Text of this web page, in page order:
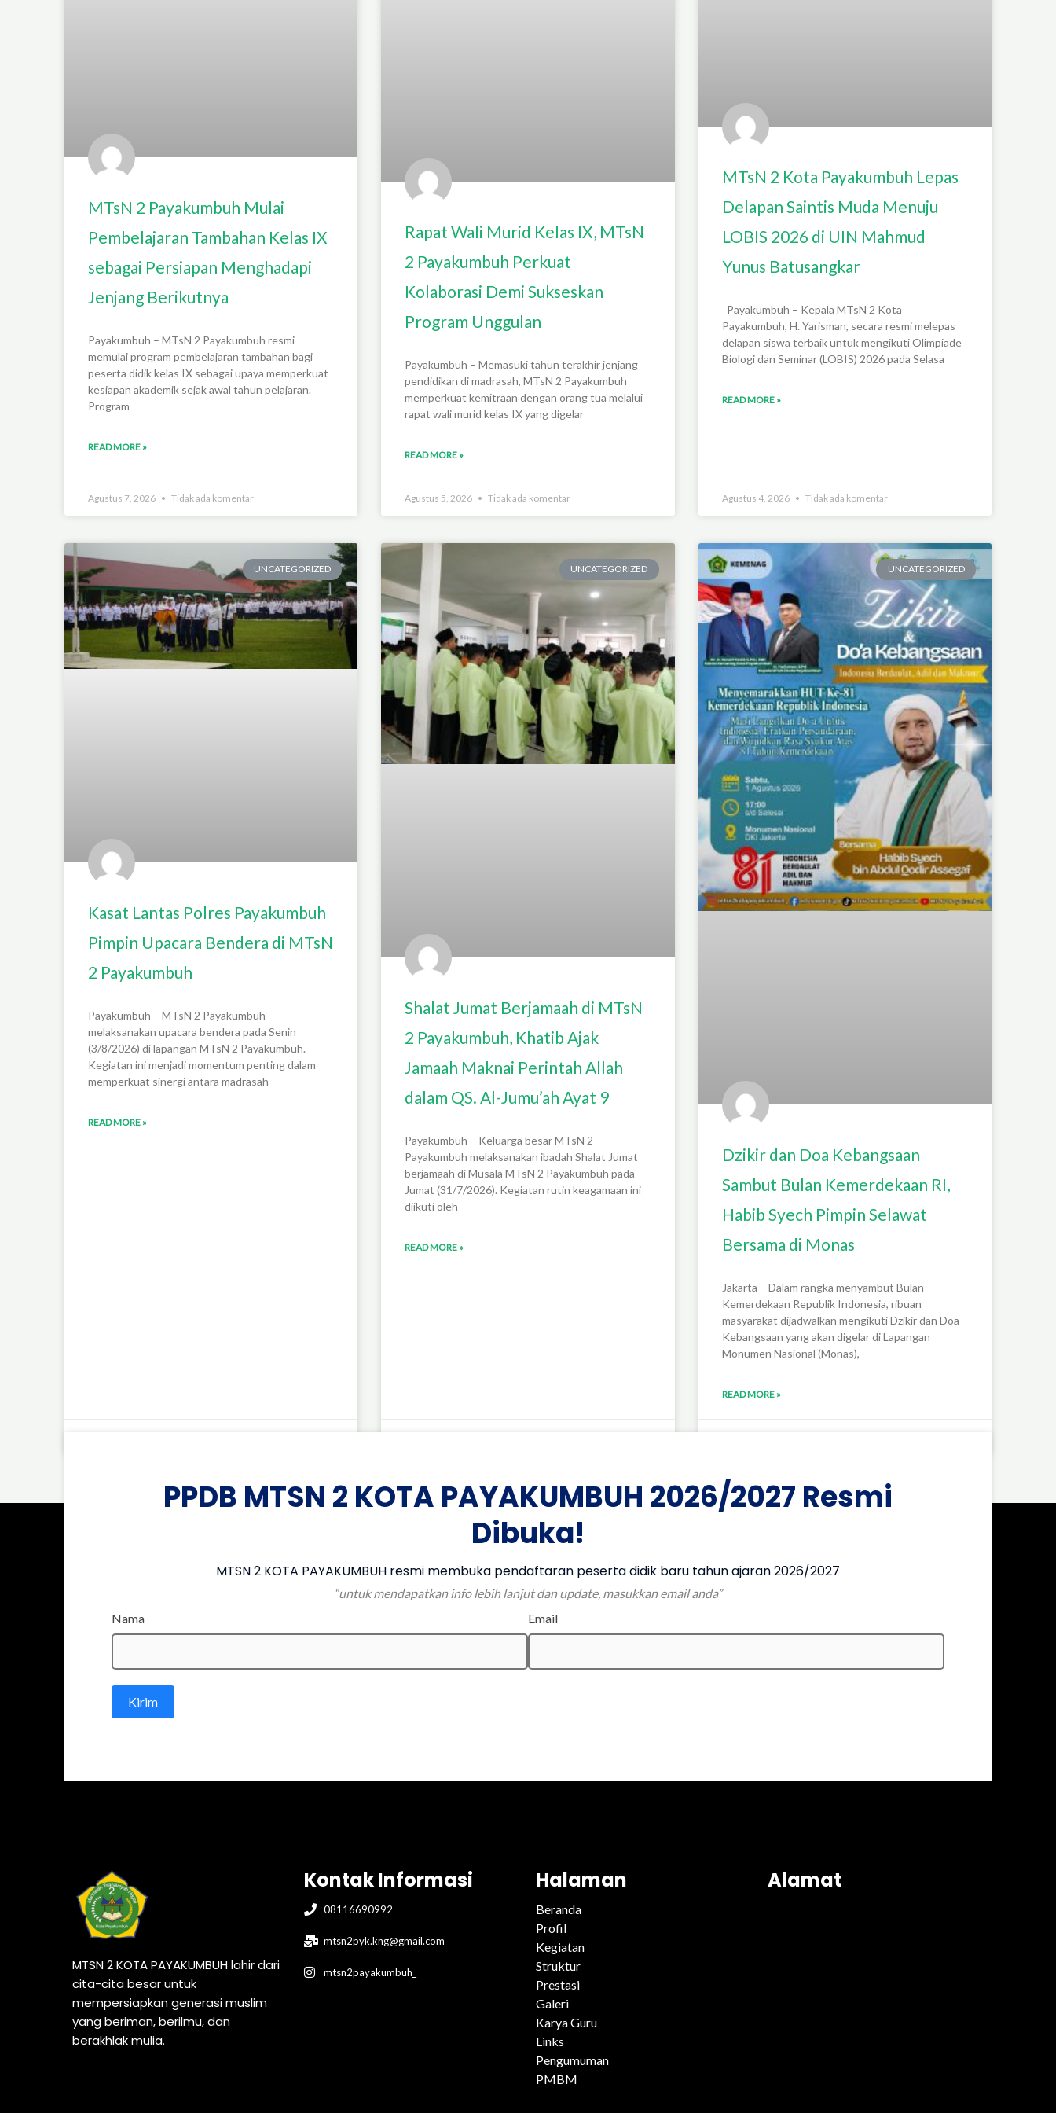
MTsN 2 Payakumbuh Mulai
Pembelajaran Tambahan Kelas IX
sebagai Persiapan Menghadapi
Jenjang Berikutnya
Payakumbuh – MTsN 2 Payakumbuh resmi
memulai program pembelajaran tambahan bagi
peserta didik kelas IX sebagai upaya memperkuat
kesiapan akademik sejak awal tahun pelajaran.
Program
READ MORE »
Agustus 7, 2026 Tidak ada komentar
Rapat Wali Murid Kelas IX, MTsN
2 Payakumbuh Perkuat
Kolaborasi Demi Sukseskan
Program Unggulan
Payakumbuh – Memasuki tahun terakhir jenjang
pendidikan di madrasah, MTsN 2 Payakumbuh
memperkuat kemitraan dengan orang tua melalui
rapat wali murid kelas IX yang digelar
READ MORE »
Agustus 5, 2026 Tidak ada komentar
MTsN 2 Kota Payakumbuh Lepas
Delapan Saintis Muda Menuju
LOBIS 2026 di UIN Mahmud
Yunus Batusangkar
Payakumbuh – Kepala MTsN 2 Kota
Payakumbuh, H. Yarisman, secara resmi melepas
delapan siswa terbaik untuk mengikuti Olimpiade
Biologi dan Seminar (LOBIS) 2026 pada Selasa
READ MORE »
Agustus 4, 2026 Tidak ada komentar
UNCATEGORIZED
Kasat Lantas Polres Payakumbuh
Pimpin Upacara Bendera di MTsN
2 Payakumbuh
Payakumbuh – MTsN 2 Payakumbuh
melaksanakan upacara bendera pada Senin
(3/8/2026) di lapangan MTsN 2 Payakumbuh.
Kegiatan ini menjadi momentum penting dalam
memperkuat sinergi antara madrasah
READ MORE »
UNCATEGORIZED
Shalat Jumat Berjamaah di MTsN
2 Payakumbuh, Khatib Ajak
Jamaah Maknai Perintah Allah
dalam QS. Al-Jumu’ah Ayat 9
Payakumbuh – Keluarga besar MTsN 2
Payakumbuh melaksanakan ibadah Shalat Jumat
berjamaah di Musala MTsN 2 Payakumbuh pada
Jumat (31/7/2026). Kegiatan rutin keagamaan ini
diikuti oleh
READ MORE »
UNCATEGORIZED
Dzikir dan Doa Kebangsaan
Sambut Bulan Kemerdekaan RI,
Habib Syech Pimpin Selawat
Bersama di Monas
Jakarta – Dalam rangka menyambut Bulan
Kemerdekaan Republik Indonesia, ribuan
masyarakat dijadwalkan mengikuti Dzikir dan Doa
Kebangsaan yang akan digelar di Lapangan
Monumen Nasional (Monas),
READ MORE »
PPDB MTSN 2 KOTA PAYAKUMBUH 2026/2027 Resmi
Dibuka!
MTSN 2 KOTA PAYAKUMBUH resmi membuka pendaftaran peserta didik baru tahun ajaran 2026/2027
“untuk mendapatkan info lebih lanjut dan update, masukkan email anda”
Nama
Email
Kirim
MTSN 2 KOTA PAYAKUMBUH lahir dari
cita-cita besar untuk
mempersiapkan generasi muslim
yang beriman, berilmu, dan
berakhlak mulia.
Kontak Informasi
08116690992
mtsn2pyk.kng@gmail.com
mtsn2payakumbuh_
Halaman
Beranda
Profil
Kegiatan
Struktur
Prestasi
Galeri
Karya Guru
Links
Pengumuman
PMBM
Alamat